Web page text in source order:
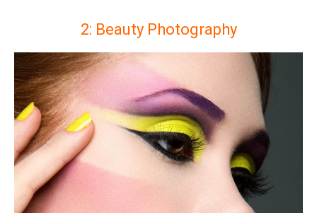
2: Beauty Photography